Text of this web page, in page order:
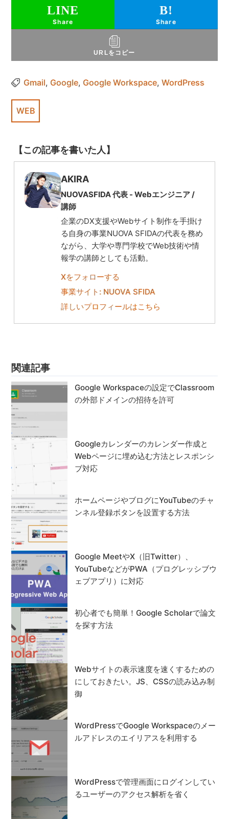
Share Share
URLをコピー
Gmail, Google, Google Workspace,WordPress
WEB
【この記事を書いた人】
AKIRA
NUOVASFIDA 代表 - Webエンジニア/
講師
企業のDX支援やWebサイト制作を手掛け
る自身の事業NUOVA SFIDAの代表を務め
ながら、大学や専門学校でWeb技術や情
報学の講師としても活動。
Xをフォローする
事業サイト: NUOVA SFIDA
詳しいプロフィールはこちら
関連記事
Google Workspaceの設定でClassroom
の外部ドメインの招待を許可
Googleカレンダーのカレンダー作成と
Webページに埋め込む方法とレスポンシ
ブ対応
ホームページやブログにYouTubeのチャ
ンネル登録ボタンを設置する方法
Google MeetやX（旧Twitter）、
YouTubeなどがPWA（プログレッシブウ
ェブアプリ）に対応
初心者でも簡単！Google Scholarで論文
を探す方法
Webサイトの表示速度を速くするための
にしておきたい。JS、CSSの読み込み制
御
WordPressでGoogle Workspaceのメー
ルアドレスのエイリアスを利用する
WordPressで管理画面にログインしてい
るユーザーのアクセス解析を省く